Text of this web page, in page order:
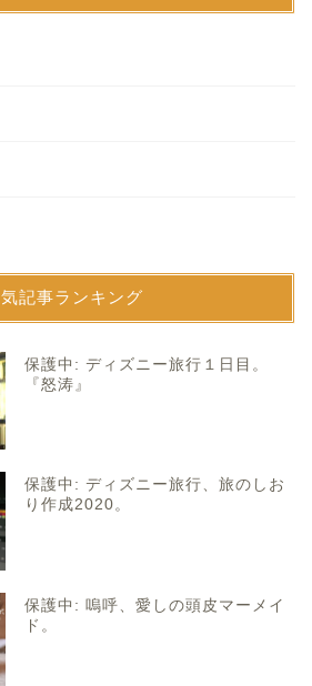
記事ランキング
保護中: ディズニー旅行１日目。
『怒涛』
保護中: ディズニー旅行、旅のしお
り作成2020。
保護中: 嗚呼、愛しの頭皮マーメイ
ド。